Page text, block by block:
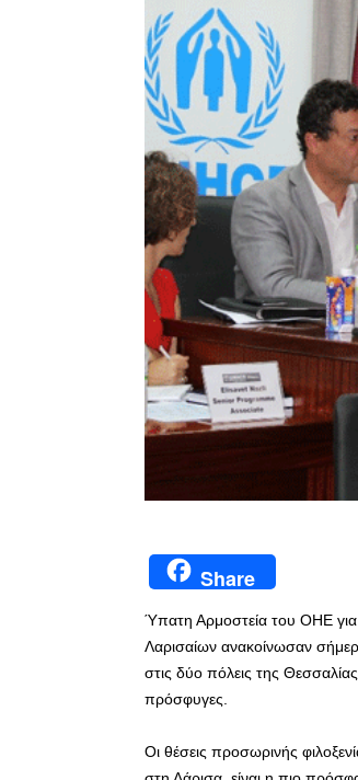
Share
Ύπατη Αρμοστεία του ΟΗΕ
Λαρισαίων ανακοίνωσαν
στις δύο πόλεις της
πρόσφυγες.
Οι θέσεις προσωρινής